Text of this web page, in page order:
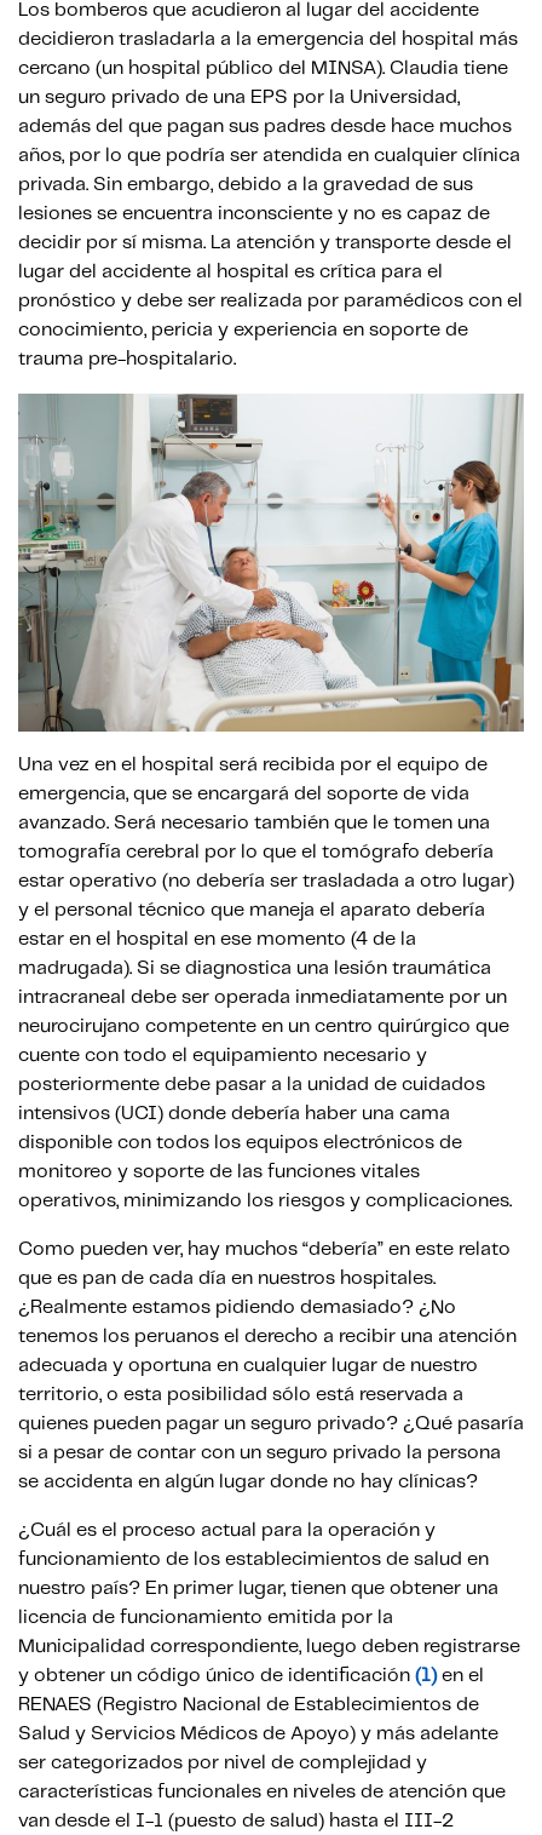
Los bomberos que acudieron al lugar del accidente
decidieron trasladarla a la emergencia del hospital más
cercano (un hospital público del MINSA). Claudia tiene
un seguro privado de una EPS por la Universidad,
además del que pagan sus padres desde hace muchos
años, por lo que podría ser atendida en cualquier clínica
privada. Sin embargo, debido a la gravedad de sus
lesiones se encuentra inconsciente y no es capaz de
decidir por sí misma. La atención y transporte desde el
lugar del accidente al hospital es crítica para el
pronóstico y debe ser realizada por paramédicos con el
conocimiento, pericia y experiencia en soporte de
trauma pre-hospitalario.
Una vez en el hospital será recibida por el equipo de
emergencia, que se encargará del soporte de vida
avanzado. Será necesario también que le tomen una
tomografía cerebral por lo que el tomógrafo debería
estar operativo (no debería ser trasladada a otro lugar)
y el personal técnico que maneja el aparato debería
estar en el hospital en ese momento (4 de la
madrugada). Si se diagnostica una lesión traumática
intracraneal debe ser operada inmediatamente por un
neurocirujano competente en un centro quirúrgico que
cuente con todo el equipamiento necesario y
posteriormente debe pasar a la unidad de cuidados
intensivos (UCI) donde debería haber una cama
disponible con todos los equipos electrónicos de
monitoreo y soporte de las funciones vitales
operativos, minimizando los riesgos y complicaciones.
Como pueden ver, hay muchos “debería” en este relato
que es pan de cada día en nuestros hospitales.
¿Realmente estamos pidiendo demasiado? ¿No
tenemos los peruanos el derecho a recibir una atención
adecuada y oportuna en cualquier lugar de nuestro
territorio, o esta posibilidad sólo está reservada a
quienes pueden pagar un seguro privado? ¿Qué pasaría
si a pesar de contar con un seguro privado la persona
se accidenta en algún lugar donde no hay clínicas?
¿Cuál es el proceso actual para la operación y
funcionamiento de los establecimientos de salud en
nuestro país? En primer lugar, tienen que obtener una
licencia de funcionamiento emitida por la
Municipalidad correspondiente, luego deben registrarse
y obtener un código único de identificación (1)en el
RENAES (Registro Nacional de Establecimientos de
Salud y Servicios Médicos de Apoyo) y más adelante
ser categorizados por nivel de complejidad y
características funcionales en niveles de atención que
van desde el I-1 (puesto de salud) hasta el III-2